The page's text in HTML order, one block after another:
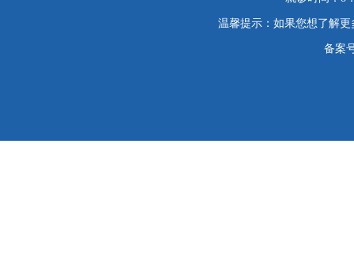
温馨提示：如果您想了解
备案